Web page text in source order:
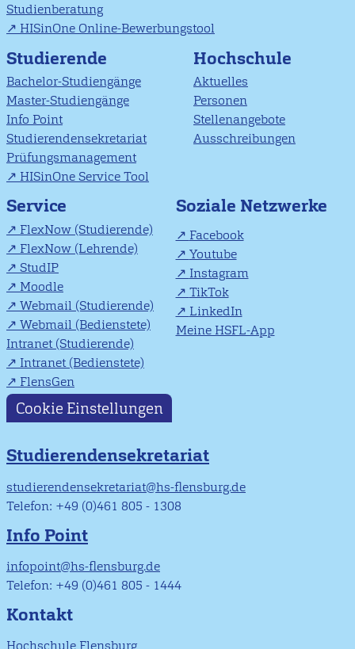
Studienberatung
HISinOne Online-Bewerbungstool
Studierende
Bachelor-Studiengänge
Master-Studiengänge
Info Point
Studierendensekretariat
Prüfungsmanagement
HISinOne Service Tool
Hochschule
Aktuelles
Personen
Stellenangebote
Ausschreibungen
Service
FlexNow (Studierende)
FlexNow (Lehrende)
StudIP
Moodle
Webmail (Studierende)
Webmail (Bedienstete)
Intranet (Studierende)
Intranet (Bedienstete)
FlensGen
Soziale Netzwerke
Facebook
Youtube
Instagram
TikTok
LinkedIn
Meine HSFL-App
Cookie Einstellungen
Studierendensekretariat
studierendensekretariat@hs-flensburg.de
Telefon: +49 (0)461 805 - 1308
Info Point
infopoint@hs-flensburg.de
Telefon: +49 (0)461 805 - 1444
Kontakt
Hochschule Flensburg